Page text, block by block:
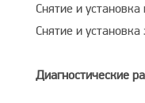
Снятие и
Снятие и
Диагностические